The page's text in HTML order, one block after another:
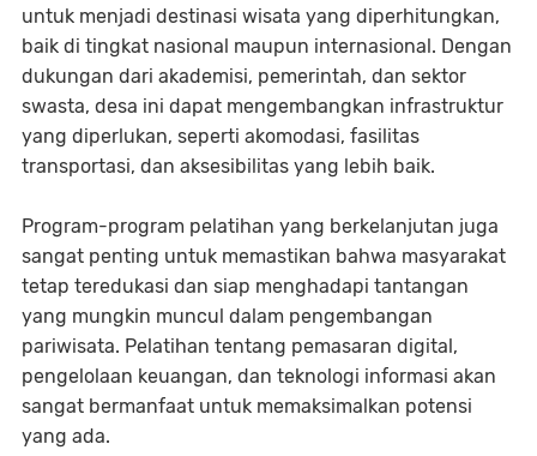
untuk menjadi destinasi wisata yang diperhitungkan,
baik di tingkat nasional maupun internasional. Dengan
dukungan dari akademisi, pemerintah, dan sektor
swasta, desa ini dapat mengembangkan infrastruktur
yang diperlukan, seperti akomodasi, fasilitas
transportasi, dan aksesibilitas yang lebih baik.
Program-program pelatihan yang berkelanjutan juga
sangat penting untuk memastikan bahwa masyarakat
tetap teredukasi dan siap menghadapi tantangan
yang mungkin muncul dalam pengembangan
pariwisata. Pelatihan tentang pemasaran digital,
pengelolaan keuangan, dan teknologi informasi akan
sangat bermanfaat untuk memaksimalkan potensi
yang ada.